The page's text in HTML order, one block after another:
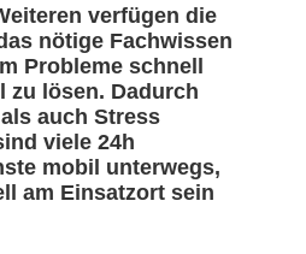
verfügen die
nötige Fachwissen
Probleme schnell
zu lösen. Dadurch
auch Stress
viele 24h
mobil unterwegs,
am Einsatzort sein